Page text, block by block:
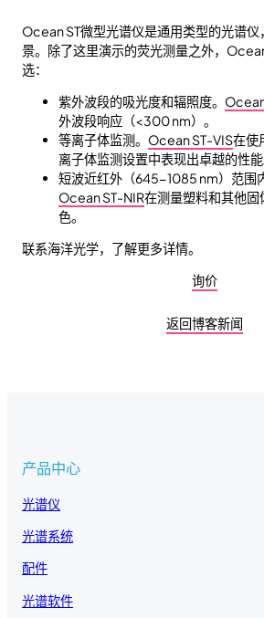
Ocean ST微型光谱仪是通用类型的光谱
景。除了这里演示的荧光测量之外，
选：
紫外波段的吸光度和辐照度。
外波段响应（<300 nm）。
等离子体监测。 Ocean ST-VIS在使
离子体监测设置中表现出卓越的性能
短波近红外（645-1085 nm）范围
Ocean ST-NIR在测量塑料和其他
色。
联系海洋光学，了解更多详情。
询价
返回博客新闻
产品中心
光谱仪
光谱系统
配件
光谱软件